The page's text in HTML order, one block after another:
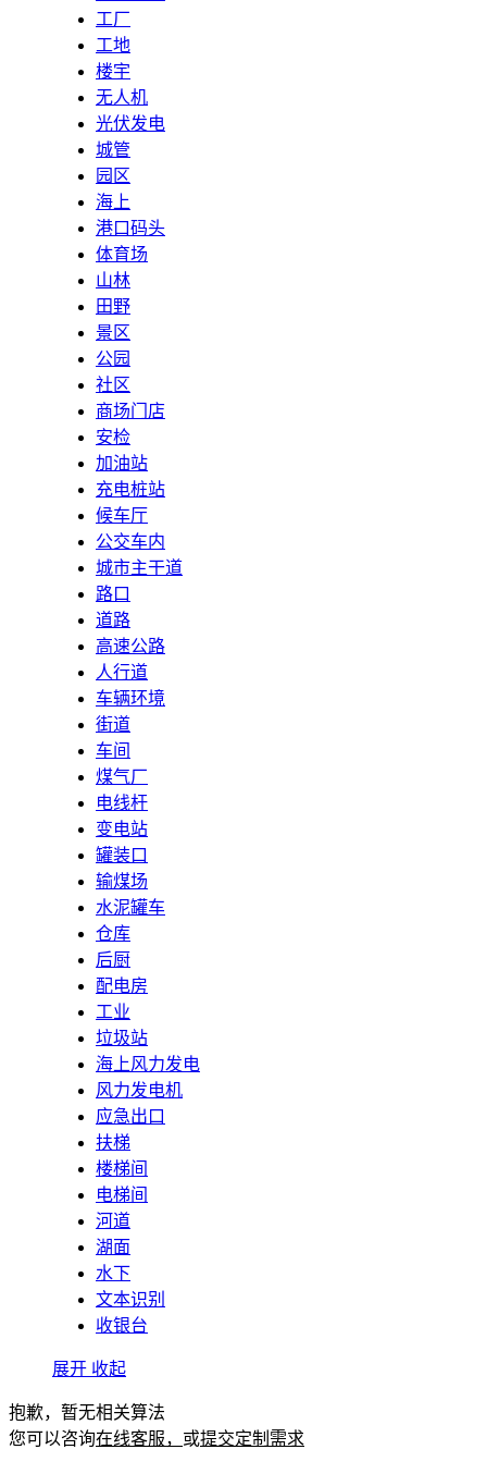
工厂
工地
楼宇
无人机
光伏发电
城管
园区
海上
港口码头
体育场
山林
田野
景区
公园
社区
商场门店
安检
加油站
充电桩站
候车厅
公交车内
城市主干道
路口
道路
高速公路
人行道
车辆环境
街道
车间
煤气厂
电线杆
变电站
罐装口
输煤场
水泥罐车
仓库
后厨
配电房
工业
垃圾站
海上风力发电
风力发电机
应急出口
扶梯
楼梯间
电梯间
河道
湖面
水下
文本识别
收银台
展开 收起
抱歉，暂无相关算法
您可以咨询在线客服， 或提交定制需求